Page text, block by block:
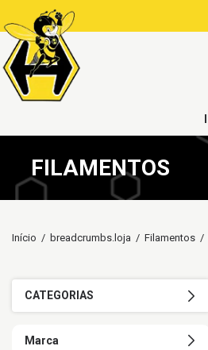
FILAMENTOS
Início / breadcrumbs.loja / Filamentos /
CATEGORIAS
Marca